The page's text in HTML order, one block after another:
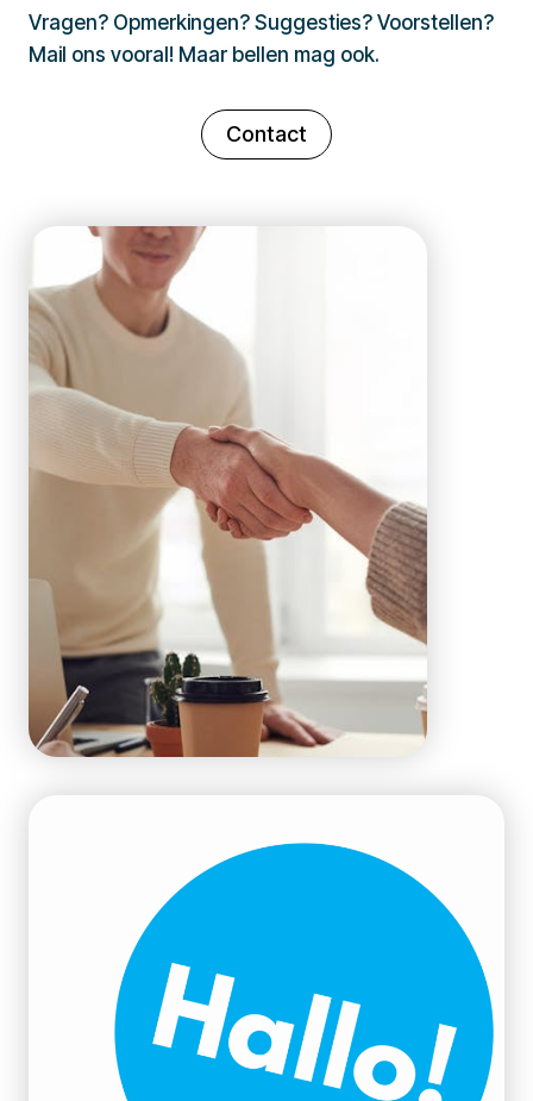
Vragen? Opmerkingen? Suggesties? Voorstellen?
Mail ons vooral! Maar bellen mag ook.
Contact